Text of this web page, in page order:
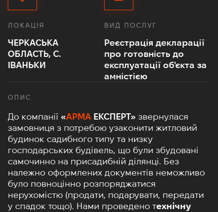
ЛОКАЦІЯ
ЧЕРКАСЬКА
ОБЛАСТЬ, С.
ІВАНЬКИ
ВИД ПОСЛУГ
Реєстрація декларації
про готовність до
експлуатації об'єкта за
амністією
ОПИС
До компанії «АРМА ЕКСПЕРТ» звернулася
замовниця з потребою узаконити житловий
будинок садибного типу та низку
господарських будівель, що були збудовані
самочинно на присадибній ділянці. Без
належно оформлених документів неможливо
було повноцінно розпоряджатися
нерухомістю (продати, подарувати, передати
у спадок тощо). Нами проведено технічну